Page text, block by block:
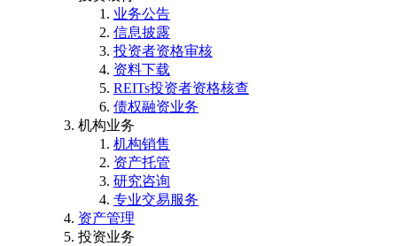
业务公告
信息披露
投资者资格审核
资料下载
REITs投资者资格核查
债权融资业务
机构业务
机构销售
资产托管
研究咨询
专业交易服务
资产管理
投资业务